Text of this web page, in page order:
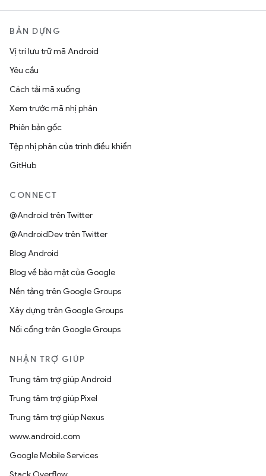
BẢN DỰNG
Vị trí lưu trữ mã Android
Yêu cầu
Cách tải mã xuống
Xem trước mã nhị phân
Phiên bản gốc
Tệp nhị phân của trình điều khiển
GitHub
CONNECT
@Android trên Twitter
@AndroidDev trên Twitter
Blog Android
Blog về bảo mật của Google
Nền tảng trên Google Groups
Xây dựng trên Google Groups
Nối cổng trên Google Groups
NHẬN TRỢ GIÚP
Trung tâm trợ giúp Android
Trung tâm trợ giúp Pixel
Trung tâm trợ giúp Nexus
www.android.com
Google Mobile Services